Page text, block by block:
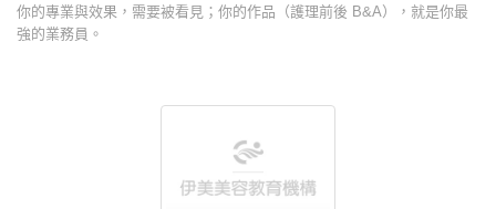
你的專業與效果，需要被看見；你的作品（護理前後 B&A），就是你最
強的業務員。